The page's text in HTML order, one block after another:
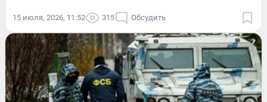
15 июля, 2026, 11:52 315 Обсудить